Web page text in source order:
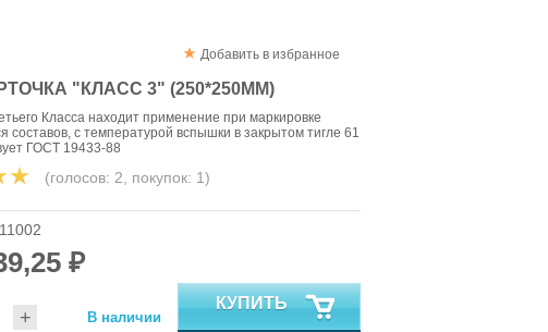
Добавить в избранное
"КЛАСС 3" (250*250ММ)
Класса находит применение при маркировке
составов, с температурой вспышки в закрытом тигле 61
ГОСТ 19433-88
(голосов: 2, покупок: 1)
₽
+ В наличии
КУПИТЬ